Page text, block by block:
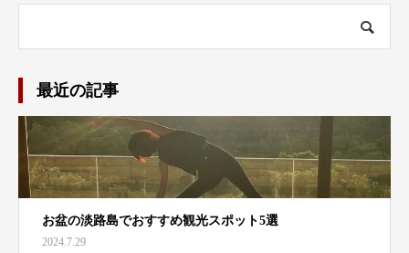
最近の記事
お盆の淡路島でおすすめ観光スポット5選
2024.7.29